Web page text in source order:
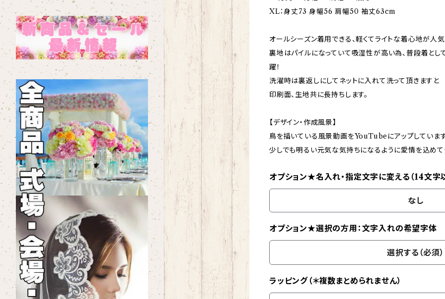
XL：身丈73 身幅56 肩幅50 袖丈63cm
オールシーズン着用できる、軽くてライトな着心地が人
裏地はパイルになっていて吸湿性が高い為、普段着とし
躍！
洗濯時は裏返しにしてネットに入れて洗って頂きますと
印刷面、生地共に長持ちします。
【デザイン・作成風景】
鳥を描いている風景動画をYouTubeにアップしています
少しでも明るい元気な気持ちになるように愛情を込めて
オプション★名入れ・指定文字に変える（14文字
なし
オプション★選択の方用：文字入れの希望字体
選択する（必須）
ラッピング（＊複数まとめられません）